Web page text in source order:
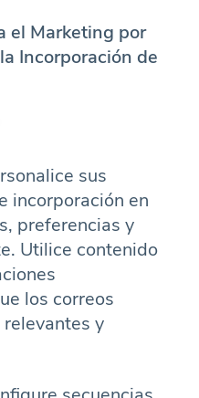
el Marketing por
Incorporación de
sus
incorporación en
preferencias y
Utilice contenido
los correos
y